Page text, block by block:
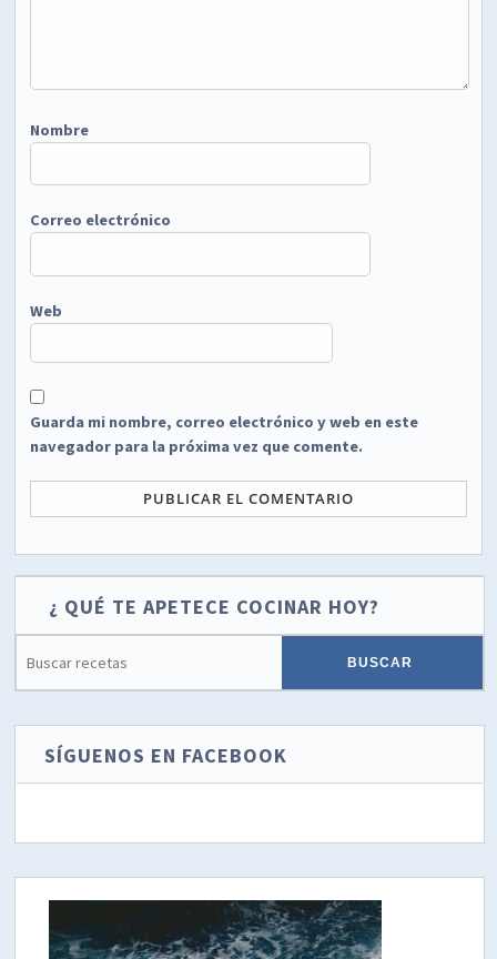
Nombre
Correo electrónico
Web
Guarda mi nombre, correo electrónico y web en este
navegador para la próxima vez que comente.
¿ QUÉ TE APETECE COCINAR HOY?
SÍGUENOS EN FACEBOOK